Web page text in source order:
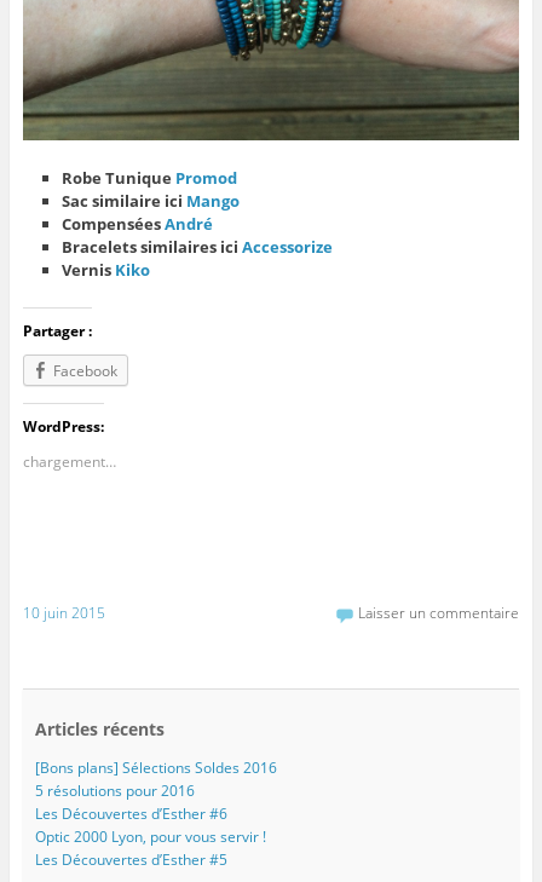
Robe Tunique Promod
Sac similaire ici Mango
CompenséesAndré
Bracelets similaires iciAccessorize
Vernis Kiko
Partager :
Facebook
WordPress:
chargement…
10 juin 2015 Laisser un commentaire
Articles récents
[Bons plans] Sélections Soldes 2016
5 résolutions pour 2016
Les Découvertes d’Esther #6
Optic 2000 Lyon, pour vous servir !
Les Découvertes d’Esther #5